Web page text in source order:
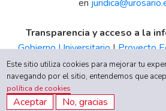
Quiero inscribirme
en
Transparencia y acceso a la
Gobierno Universitario|Proyecto
|Informe de Gestión|Boletín
Tributario|Estados Financieros|
de Integridad UR
Este sitio utiliza cookies para mejorar tu
navegando por el sitio, entendemos que
política de cookies
Aceptar No, gracias